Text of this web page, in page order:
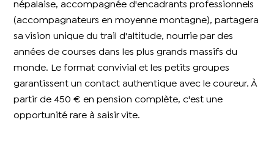
népalaise, accompagnée d'encadrants professionnels
(accompagnateurs en moyenne montagne), partagera
sa vision unique du trail d'altitude, nourrie par des
années de courses dans les plus grands massifs du
monde. Le format convivial et les petits groupes
garantissent un contact authentique avec le coureur. À
partir de 450 € en pension complète, c'est une
opportunité rare à saisir vite.